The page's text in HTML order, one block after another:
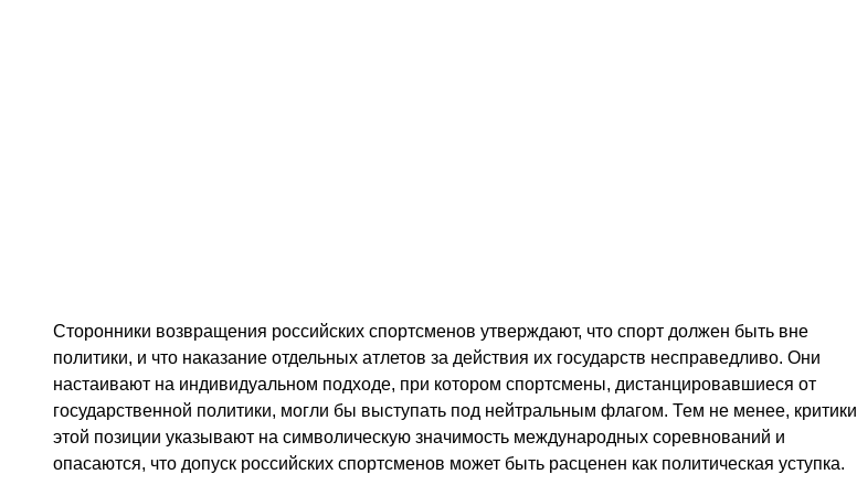
Сторонники возвращения российских спортсменов утверждают, что спорт должен быть вне
политики, и что наказание отдельных атлетов за действия их государств несправедливо. Они
настаивают на индивидуальном подходе, при котором спортсмены, дистанцировавшиеся от
государственной политики, могли бы выступать под нейтральным флагом. Тем не менее, критики
этой позиции указывают на символическую значимость международных соревнований и
опасаются, что допуск российских спортсменов может быть расценен как политическая уступка.